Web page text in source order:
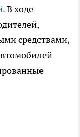
В ходе
средствами,